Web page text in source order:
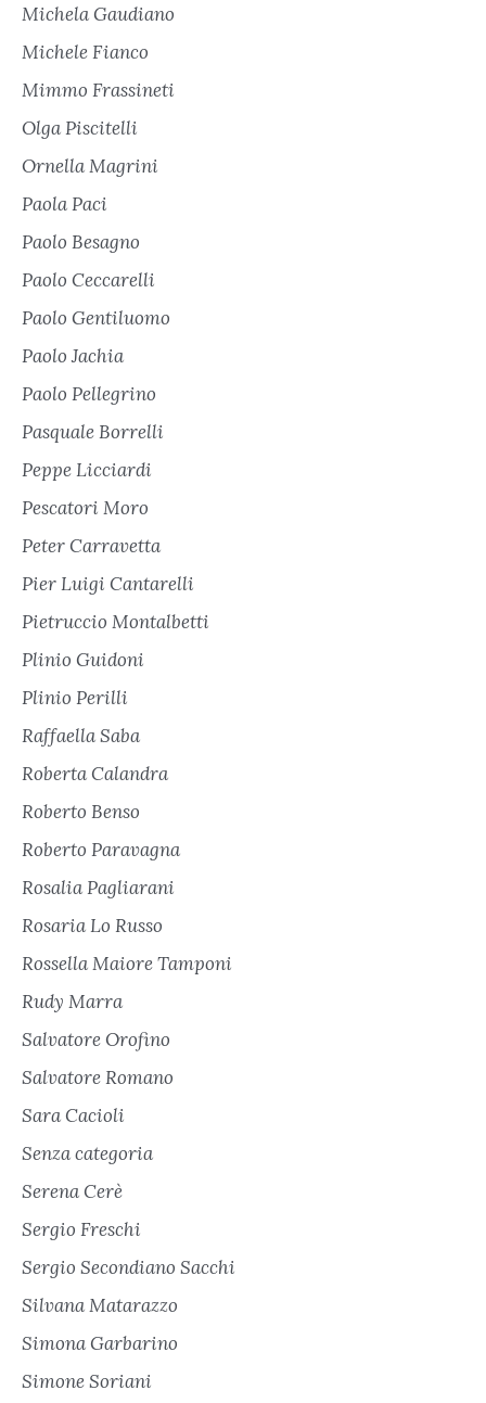
Michela Gaudiano
Michele Fianco
Mimmo Frassineti
Olga Piscitelli
Ornella Magrini
Paola Paci
Paolo Besagno
Paolo Ceccarelli
Paolo Gentiluomo
Paolo Jachia
Paolo Pellegrino
Pasquale Borrelli
Peppe Licciardi
Pescatori Moro
Peter Carravetta
Pier Luigi Cantarelli
Pietruccio Montalbetti
Plinio Guidoni
Plinio Perilli
Raffaella Saba
Roberta Calandra
Roberto Benso
Roberto Paravagna
Rosalia Pagliarani
Rosaria Lo Russo
Rossella Maiore Tamponi
Rudy Marra
Salvatore Orofino
Salvatore Romano
Sara Cacioli
Senza categoria
Serena Cerè
Sergio Freschi
Sergio Secondiano Sacchi
Silvana Matarazzo
Simona Garbarino
Simone Soriani